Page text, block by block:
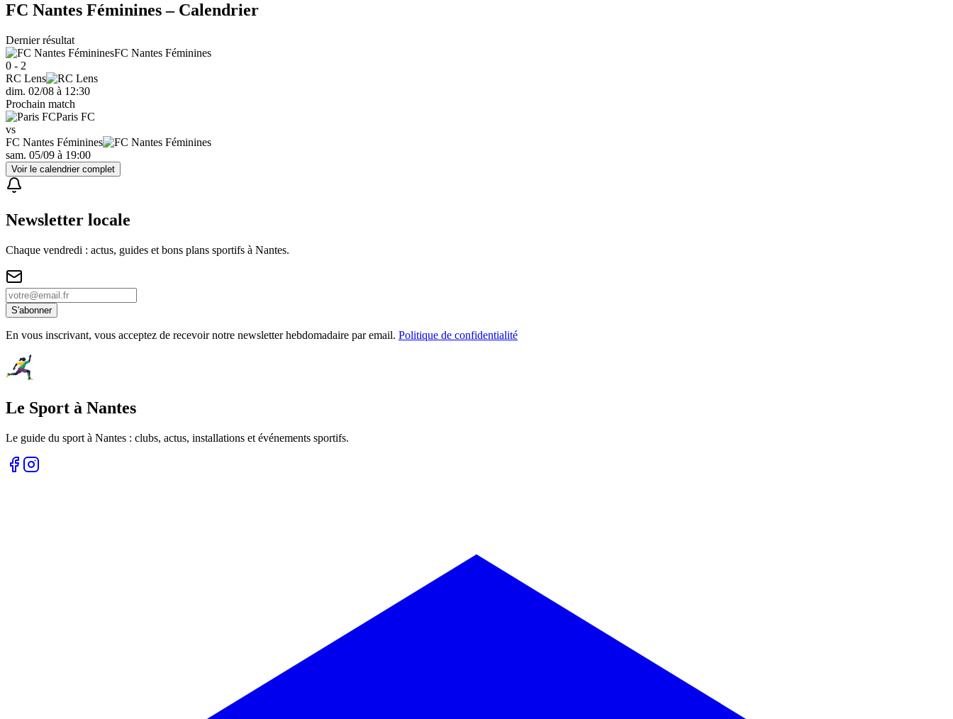
FC Nantes Féminines– Calendrier
Dernier résultat
FC Nantes Féminines
0 - 2
RC Lens
dim. 02/08 à 12:30
Prochain match
Paris FC
vs
FC Nantes Féminines
sam. 05/09 à 19:00
Voir le calendrier complet
Newsletter locale
Chaque vendredi : actus, guides et bons plans sportifs à Nantes.
S'abonner
En vous inscrivant, vous acceptez de recevoir notre newsletter hebdomadaire par email. Politique de confidentialité
Le Sport à Nantes
Le guide du sport à Nantes : clubs, actus, installations et événements sportifs.